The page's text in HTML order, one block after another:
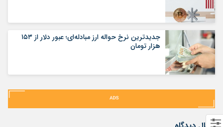
جدیدترین نرخ حواله ارز مبادله‌ای؛ عبور دلار از ۱۵۳
هزار تومان